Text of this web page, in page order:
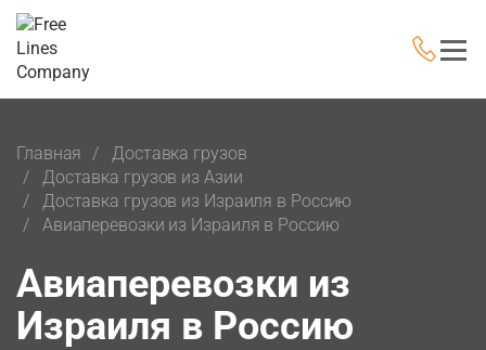
Главная
Доставка грузов
Доставка грузов из Азии
Доставка грузов из Израиля в Россию
Авиаперевозки из Израиля в Россию
Авиаперевозки из
Израиля в Россию